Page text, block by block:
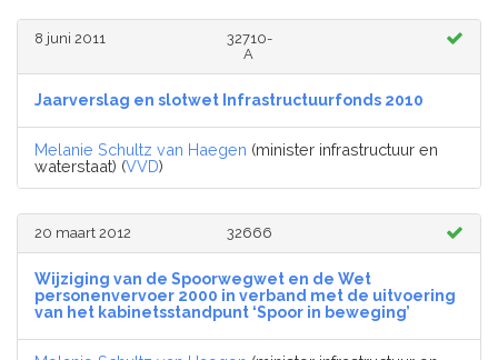
8 juni 2011
32710-
A
Jaarverslag en slotwet Infrastructuurfonds 2010
Melanie Schultz van Haegen (minister infrastructuur en
waterstaat) (VVD)
20 maart 2012 32666
Wijziging van de Spoorwegwet en de Wet
personenvervoer 2000 in verband met de uitvoering
van het kabinetsstandpunt ‘Spoor in beweging’